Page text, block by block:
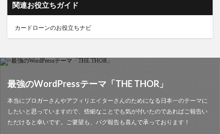
関連お役立ちガイド
カードローンのお役立ちナビ
最強のWordPressテーマ「THE THOR」
本当にブロガーさんやアフィリエイターさんのためになる日本一のテーマに
したいと思っていますので、些細なことでも気が付いたのであればご報告い
ただけると幸いです。ご要望も、バグ報告も喜んで承っております！